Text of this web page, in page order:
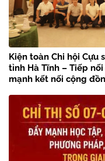
Kiện toàn Chi hội Cựu
tỉnh Hà Tĩnh – Tiếp
mạnh kết nối cộng